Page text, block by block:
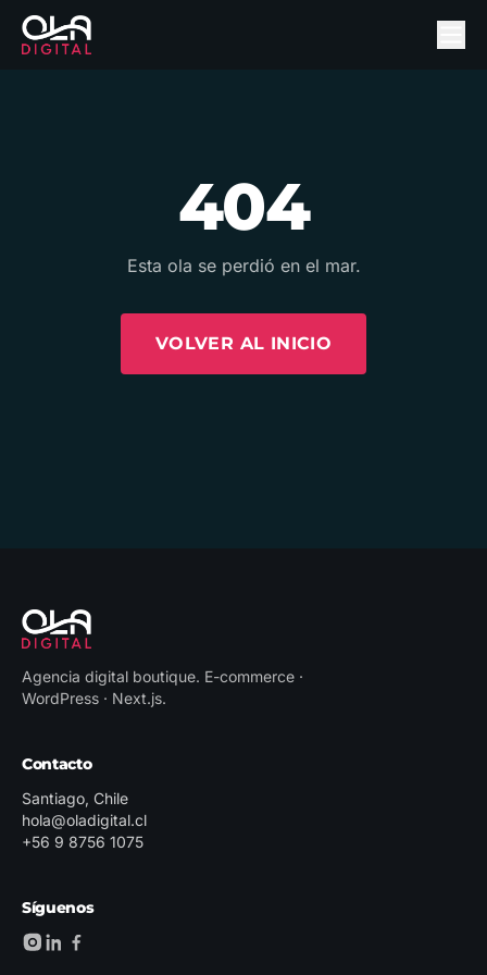
404
Esta ola se perdió en el mar.
VOLVER AL INICIO
Agencia digital boutique. E-commerce ·
WordPress · Next.js.
Contacto
Santiago, Chile
hola@oladigital.cl
+56 9 8756 1075
Síguenos